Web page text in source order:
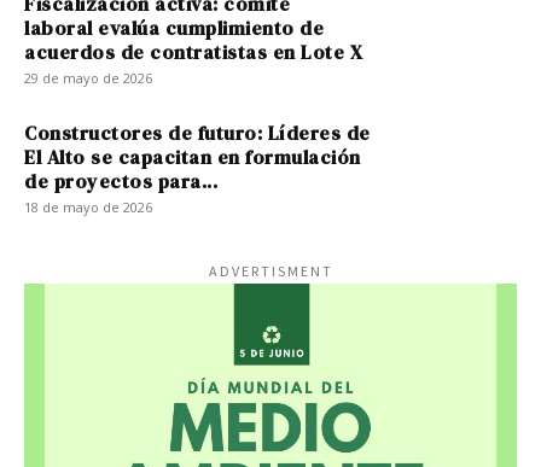
laboral evalúa cumplimiento de
acuerdos de contratistas en Lote X
29 de mayo de 2026
Constructores de futuro: Líderes de
El Alto se capacitan en formulación
de proyectos para...
18 de mayo de 2026
ADVERTISMENT